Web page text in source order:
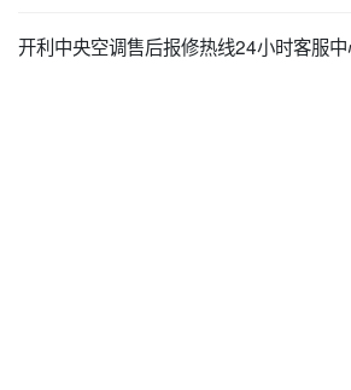
开利中央空调售后报修热线24小时客服